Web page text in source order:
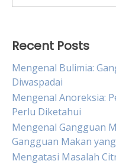
for:
Recent Posts
Mengenal Bulimia:
Diwaspadai
Mengenal Anoreksia:
Perlu Diketahui
Mengenal Gangguan
Gangguan Makan yang
Mengatasi Masalah